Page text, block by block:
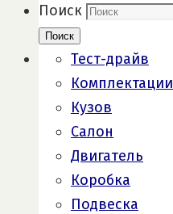
Поиск
Поиск
Тест-драйв
Комплектации
Кузов
Салон
Двигатель
Коробка
Подвеска